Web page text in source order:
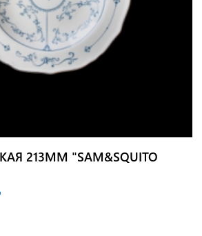
213ММ "SAM&SQUITO